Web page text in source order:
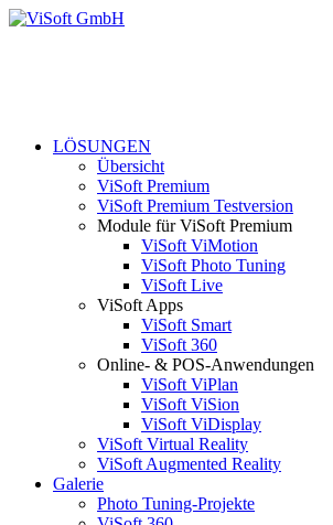
LÖSUNGEN
Übersicht
ViSoft Premium
ViSoft Premium Testversion
Module für ViSoft Premium
ViSoft ViMotion
ViSoft Photo Tuning
ViSoft Live
ViSoft Apps
ViSoft Smart
ViSoft 360
Online- & POS-Anwendungen
ViSoft ViPlan
ViSoft ViSion
ViSoft ViDisplay
ViSoft Virtual Reality
ViSoft Augmented Reality
Galerie
Photo Tuning-Projekte